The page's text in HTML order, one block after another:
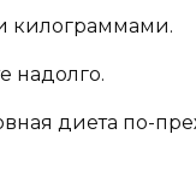
килограммами.
надолго.
диета по-